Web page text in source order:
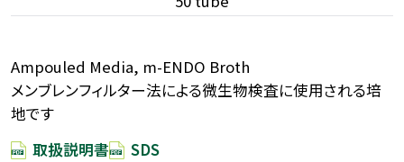
Ampouled Media, m-ENDO Broth
メンブレンフィルター法による微生物検査に使用される培
地です
取扱説明書
SDS